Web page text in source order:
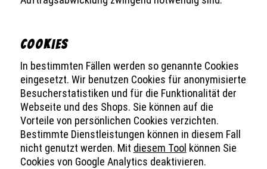
COOKIES
In bestimmten Fällen werden so genannte Cookies
eingesetzt. Wir benutzen Cookies für anonymisierte
Besucherstatistiken und für die Funktionalität der
Webseite und des Shops. Sie können auf die
Vorteile von persönlichen Cookies verzichten.
Bestimmte Dienstleistungen können in diesem Fall
nicht genutzt werden. Mit diesem Tool können Sie
Cookies von Google Analytics deaktivieren.